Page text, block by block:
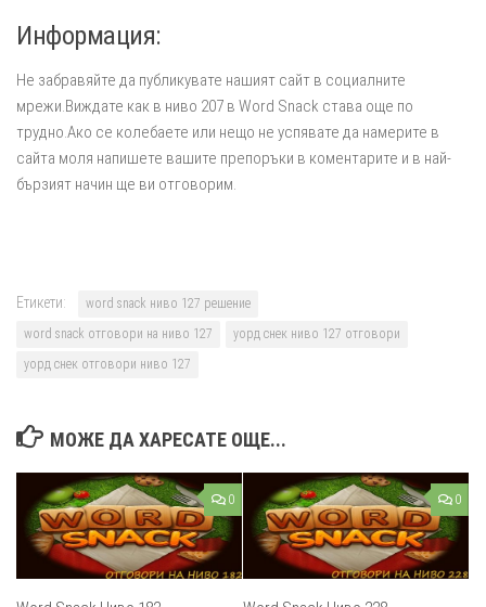
Информация:
Не забравяйте да публикувате нашият сайт в социалните
мрежи.Виждате как в ниво 207 в Word Snack става още по
трудно.Ако се колебаете или нещо не успявате да намерите в
сайта моля напишете вашите препоръки в коментарите и в най-
бързият начин ще ви отговорим.
Етикети:
word snack ниво 127 решение
word snack отговори на ниво 127
уорд снек ниво 127 отговори
уорд снек отговори ниво 127
МОЖЕ ДА ХАРЕСАТЕ ОЩЕ...
0 0